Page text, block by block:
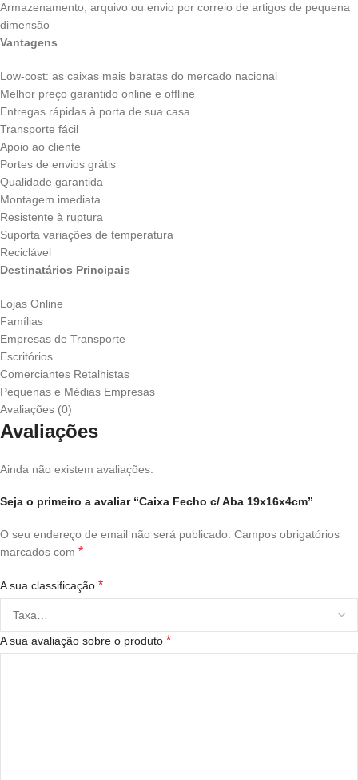
Armazenamento, arquivo ou envio por correio de artigos de pequena
dimensão
Vantagens
Low-cost: as caixas mais baratas do mercado nacional
Melhor preço garantido online e offline
Entregas rápidas à porta de sua casa
Transporte fácil
Apoio ao cliente
Portes de envios grátis
Qualidade garantida
Montagem imediata
Resistente à ruptura
Suporta variações de temperatura
Reciclável
Destinatários Principais
Lojas Online
Famílias
Empresas de Transporte
Escritórios
Comerciantes Retalhistas
Pequenas e Médias Empresas
Avaliações (0)
Avaliações
Ainda não existem avaliações.
Seja o primeiro a avaliar “Caixa Fecho c/ Aba 19x16x4cm”
O seu endereço de email não será publicado. Campos obrigatórios
marcados com *
A sua classificação *
A sua avaliação sobre o produto *